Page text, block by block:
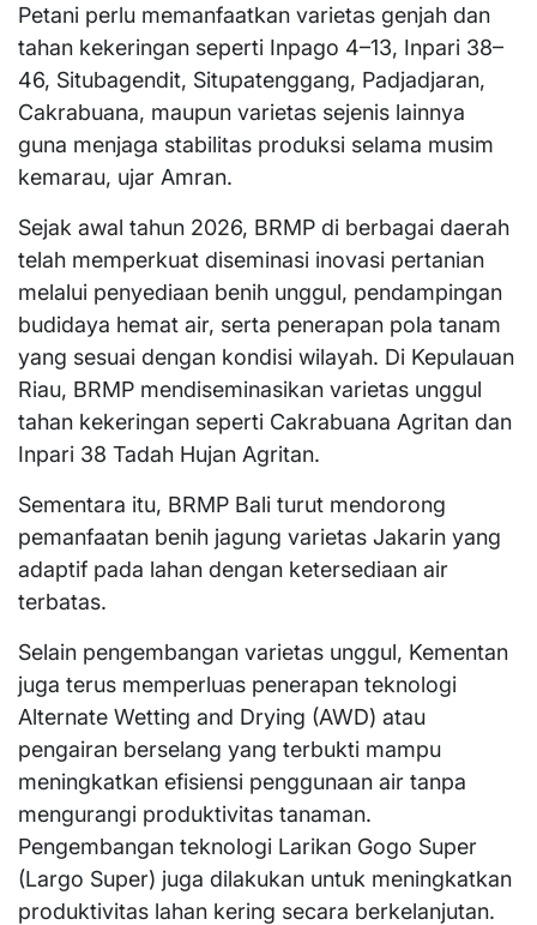
Petani perlu memanfaatkan varietas genjah dan
tahan kekeringan seperti Inpago 4–13, Inpari 38–
46, Situbagendit, Situpatenggang, Padjadjaran,
Cakrabuana, maupun varietas sejenis lainnya
guna menjaga stabilitas produksi selama musim
kemarau, ujar Amran.
Sejak awal tahun 2026, BRMP di berbagai daerah
telah memperkuat diseminasi inovasi pertanian
melalui penyediaan benih unggul, pendampingan
budidaya hemat air, serta penerapan pola tanam
yang sesuai dengan kondisi wilayah. Di Kepulauan
Riau, BRMP mendiseminasikan varietas unggul
tahan kekeringan seperti Cakrabuana Agritan dan
Inpari 38 Tadah Hujan Agritan.
Sementara itu, BRMP Bali turut mendorong
pemanfaatan benih jagung varietas Jakarin yang
adaptif pada lahan dengan ketersediaan air
terbatas.
Selain pengembangan varietas unggul, Kementan
juga terus memperluas penerapan teknologi
Alternate Wetting and Drying (AWD) atau
pengairan berselang yang terbukti mampu
meningkatkan efisiensi penggunaan air tanpa
mengurangi produktivitas tanaman.
Pengembangan teknologi Larikan Gogo Super
(Largo Super) juga dilakukan untuk meningkatkan
produktivitas lahan kering secara berkelanjutan.